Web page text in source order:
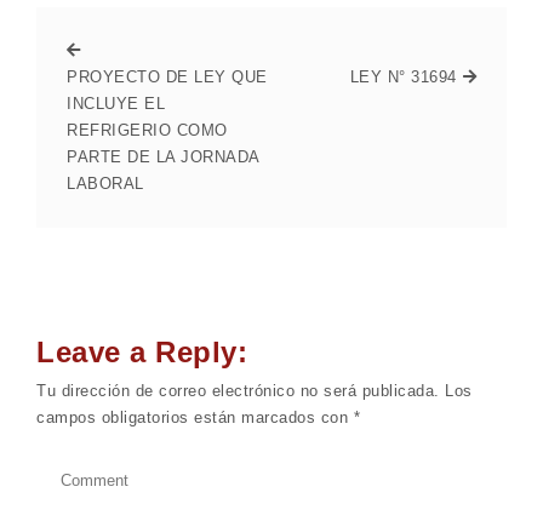
PROYECTO DE LEY QUE
INCLUYE EL
REFRIGERIO COMO
PARTE DE LA JORNADA
LABORAL
LEY N° 31694
Leave a Reply:
Tu dirección de correo electrónico no será publicada. Los
campos obligatorios están marcados con *